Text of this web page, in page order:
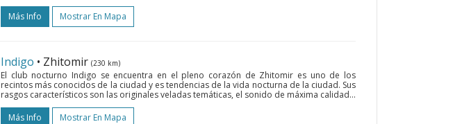
Más Info
Mostrar En Mapa
Indigo • Zhitomir (230 km)
El club nocturno Indigo se encuentra en el pleno corazón de Zhitomir es uno de los
recintos más conocidos de la ciudad y es tendencias de la vida nocturna de la ciudad. Sus
rasgos característicos son las originales veladas temáticas, el sonido de máxima calidad...
Más Info
Mostrar En Mapa